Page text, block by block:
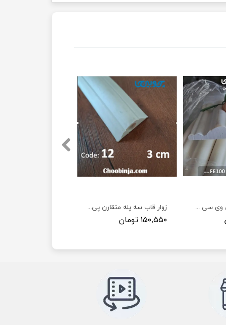
زوار قاب سه پله متقارن پی وی سی منعطف 3 سانت کد 12
۱۵۰,۵۵۰ تومان
ابزار قاب بندی پی وی سی خام منعطف دو رشته 3/5 سانت نامتقارن کد FE100